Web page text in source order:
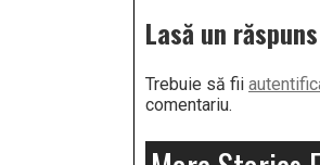
Lasă un răspuns
Trebuie să fii
comentariu.